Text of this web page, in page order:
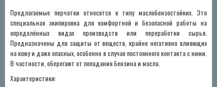
Предлагаемые перчатки относятся к типу маслобензостойких. Это
специальная экипировка для комфортной и безопасной работы на
определённых видах производств или переработки сырья.
Предназначены для защиты от веществ, крайне негативно влияющих
на кожу и даже опасных, особенно в случае постоянного контакта с ними.
В частности, оберегают от попадания бензина и масла.
Характеристики: